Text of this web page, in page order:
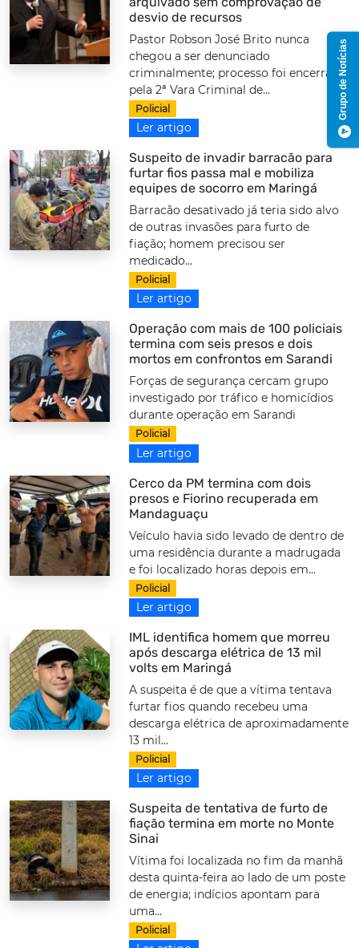
desvio de recursos
Pastor Robson José Brito nunca
chegou a ser denunciado
criminalmente; processo foi encerrado
pela 2ª Vara Criminal de...
Policial
Ler artigo
Suspeito de invadir barracão para
furtar fios passa mal e mobiliza
equipes de socorro em Maringá
Barracão desativado já teria sido alvo
de outras invasões para furto de
fiação; homem precisou ser
medicado...
Policial
Ler artigo
Operação com mais de 100 policiais
termina com seis presos e dois
mortos em confrontos em Sarandi
Forças de segurança cercam grupo
investigado por tráfico e homicídios
durante operação em Sarandi
Policial
Ler artigo
Cerco da PM termina com dois
presos e Fiorino recuperada em
Mandaguaçu
Veículo havia sido levado de dentro de
uma residência durante a madrugada
e foi localizado horas depois em...
Policial
Ler artigo
IML identifica homem que morreu
após descarga elétrica de 13 mil
volts em Maringá
A suspeita é de que a vítima tentava
furtar fios quando recebeu uma
descarga elétrica de aproximadamente
13 mil...
Policial
Ler artigo
Suspeita de tentativa de furto de
fiação termina em morte no Monte
Sinai
Vítima foi localizada no fim da manhã
desta quinta-feira ao lado de um poste
de energia; indícios apontam para
uma...
Policial
Grupo de Notícias